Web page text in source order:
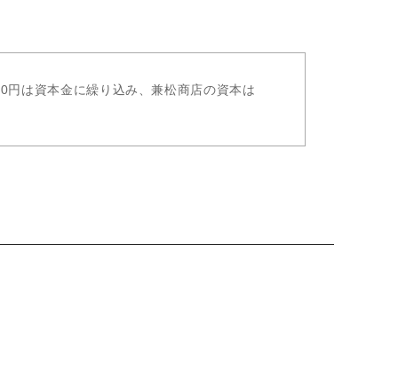
は資本金に繰り込み、兼松商店の資本は